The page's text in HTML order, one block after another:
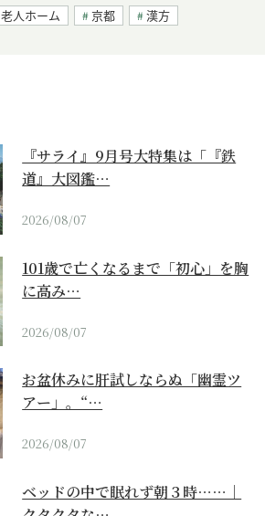
老人ホーム 京都 漢方
『サライ』9月号大特集は「『鉄
道』大図鑑…
2026/08/07
101歳で亡くなるまで「初心」を胸
に高み…
2026/08/07
お盆休みに肝試しならぬ「幽霊ツ
アー」。“…
2026/08/07
ベッドの中で眠れず朝３時……｜